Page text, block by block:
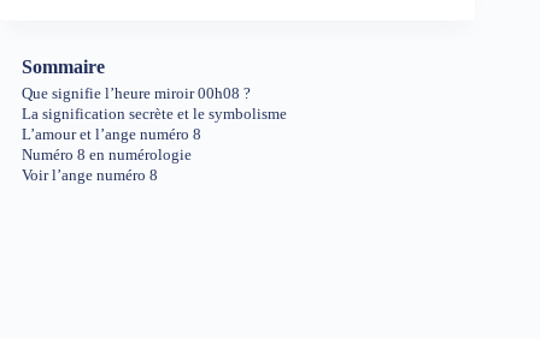
Sommaire
Que signifie l’heure miroir 00h08 ?
La signification secrète et le symbolisme
L’amour et l’ange numéro 8
Numéro 8 en numérologie
Voir l’ange numéro 8